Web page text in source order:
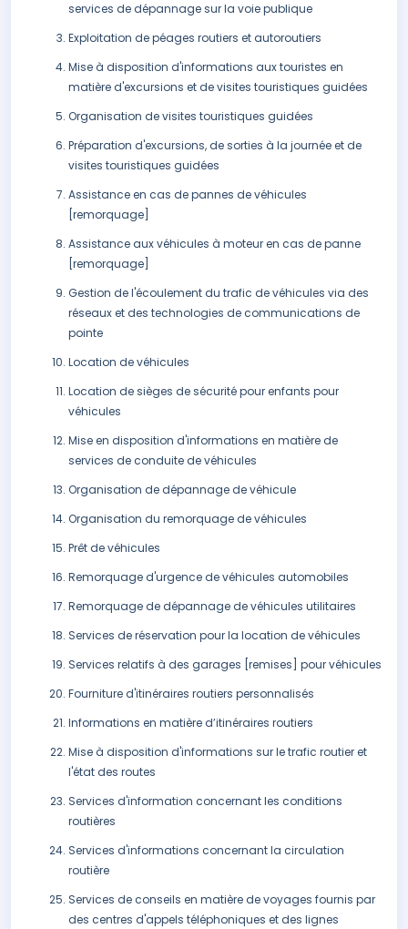
services de dépannage sur la voie publique
Exploitation de péages routiers et autoroutiers
Mise à disposition d'informations aux touristes en
matière d'excursions et de visites touristiques guidées
Organisation de visites touristiques guidées
Préparation d'excursions, de sorties à la journée et de
visites touristiques guidées
Assistance en cas de pannes de véhicules
[remorquage]
Assistance aux véhicules à moteur en cas de panne
[remorquage]
Gestion de l'écoulement du trafic de véhicules via des
réseaux et des technologies de communications de
pointe
Location de véhicules
Location de sièges de sécurité pour enfants pour
véhicules
Mise en disposition d'informations en matière de
services de conduite de véhicules
Organisation de dépannage de véhicule
Organisation du remorquage de véhicules
Prêt de véhicules
Remorquage d'urgence de véhicules automobiles
Remorquage de dépannage de véhicules utilitaires
Services de réservation pour la location de véhicules
Services relatifs à des garages [remises] pour véhicules
Fourniture d'itinéraires routiers personnalisés
Informations en matière d’itinéraires routiers
Mise à disposition d'informations sur le trafic routier et
l'état des routes
Services d'information concernant les conditions
routières
Services d'informations concernant la circulation
routière
Services de conseils en matière de voyages fournis par
des centres d'appels téléphoniques et des lignes